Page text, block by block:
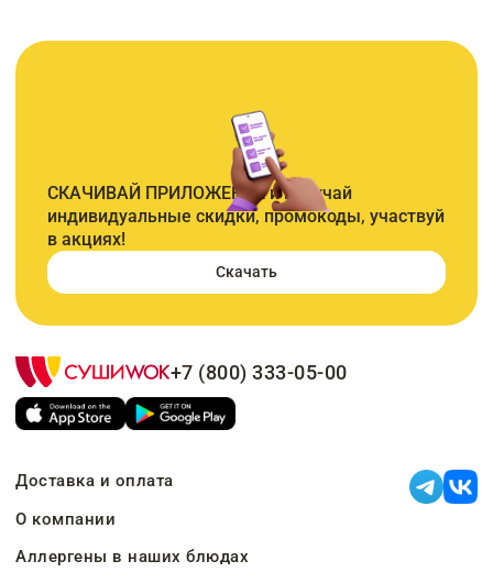
СКАЧИВАЙ ПРИЛОЖЕНИЕ и получай
индивидуальные скидки, промокоды, участвуй
в акциях!
Скачать
+7 (800) 333-05-00
Доставка и оплата
О компании
Аллергены в наших блюдах